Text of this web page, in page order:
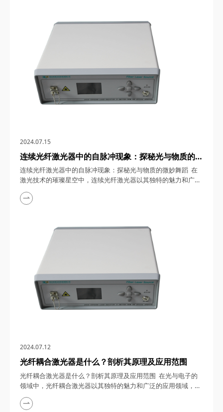
个领域展现出巨大的应用潜力。其核心在于光...
2024.07.15
连续光纤激光器中的自脉冲现象：探秘光与物质的微
妙舞蹈
连续光纤激光器中的自脉冲现象：探秘光与物质的微妙舞蹈 在
激光技术的璀璨星空中，连续光纤激光器以其独特的魅力和广泛
的应用前景，成为了科技领域的璀璨明星。然而，在这看似稳定
的光束背后，却隐藏着一个令科研人员头疼不已的现象——自脉
理便捷等显著优势，在工业、国防、医疗等多个...
2024.07.12
光纤耦合激光器是什么？剖析其原理及应用范围
光纤耦合激光器是什么？剖析其原理及应用范围 在光与电子的
领域中，光纤耦合激光器以其独特的魅力和广泛的应用领域，成
为了现代科技舞台上的璀璨明星。本文将带您深入探索光纤耦合
激光器的奥秘，揭开其神秘面纱，了解其作为科技与光学完美融